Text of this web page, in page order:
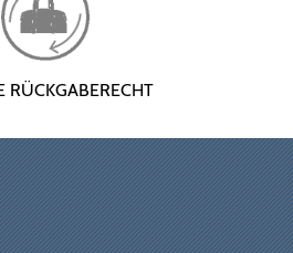
RÜCKGABERECHT